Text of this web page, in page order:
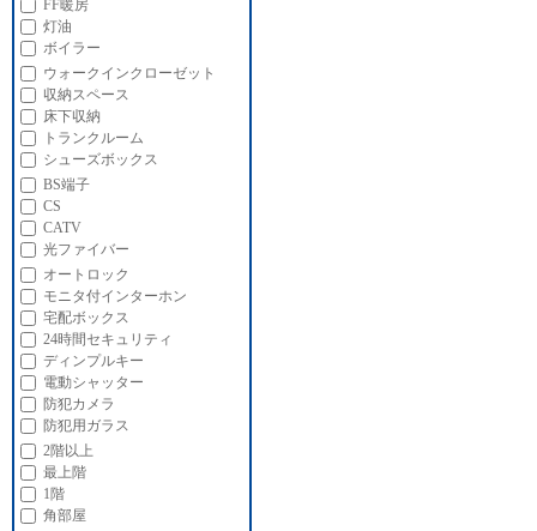
FF暖房
灯油
ボイラー
ウォークインクローゼット
収納スペース
床下収納
トランクルーム
シューズボックス
BS端子
CS
CATV
光ファイバー
オートロック
モニタ付インターホン
宅配ボックス
24時間セキュリティ
ディンプルキー
電動シャッター
防犯カメラ
防犯用ガラス
2階以上
最上階
1階
角部屋